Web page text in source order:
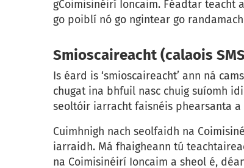
gCoimisinéirí Ioncaim. Féadtar
go poiblí nó go ngintear go
Smioscaireacht (calaois
Is éard is ‘smioscaireacht’ ann ná
chugat ina bhfuil nasc chuig suíomh
seoltóir iarracht faisnéis phearsanta
Cuimhnigh nach seolfaidh na
iarraidh. Má fhaigheann tú
na Coimisinéirí Ioncaim a sheol é,